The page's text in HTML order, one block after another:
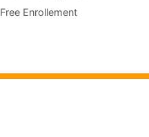
Free Enrollement